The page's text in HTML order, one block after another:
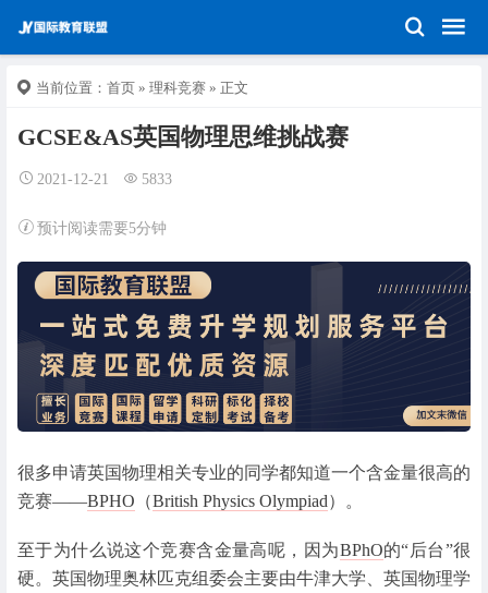
当前位置： 首页 » 理科竞赛 » 正文
GCSE&AS英国物理思维挑战赛
2021-12-21 5833
预计阅读需要5分钟
很多申请英国物理相关专业的同学都知道一个含金量很高的
竞赛——BPHO （British Physics Olympiad）。
至于为什么说这个竞赛含金量高呢，因为BPhO的“后台”很
硬。英国物理奥林匹克组委会主要由牛津大学、英国物理学